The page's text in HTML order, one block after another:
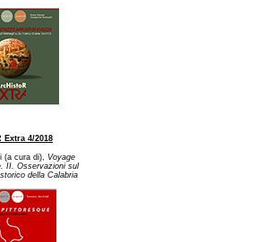
Extra 4/2018
(a cura di), Voyage
II. Osservazioni sul
della Calabria